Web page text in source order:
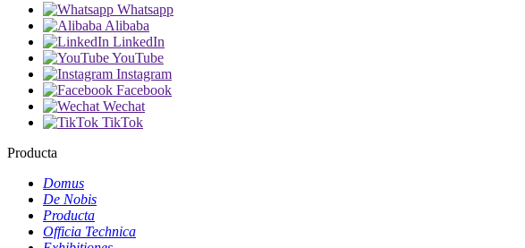
Whatsapp
Alibaba
LinkedIn
YouTube
Instagram
Facebook
Wechat
TikTok
Producta
Domus
De Nobis
Producta
Officia Technica